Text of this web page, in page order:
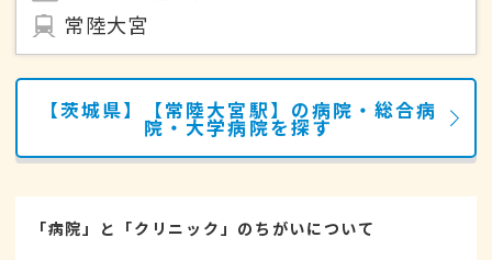
常陸大宮
【茨城県】【常陸大宮駅】の病院・総合病
院・大学病院を探す
「病院」と「クリニック」のちがいについて